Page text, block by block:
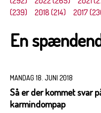
(239)
2018 (214) 2017
En
MANDAG 18. JUNI 2018
Så er der kommet svar
karmindompap